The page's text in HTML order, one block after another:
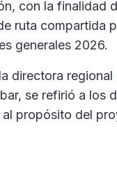
con la finalidad
ruta compartida
generales 2026.
directora
se refirió a los
propósito del